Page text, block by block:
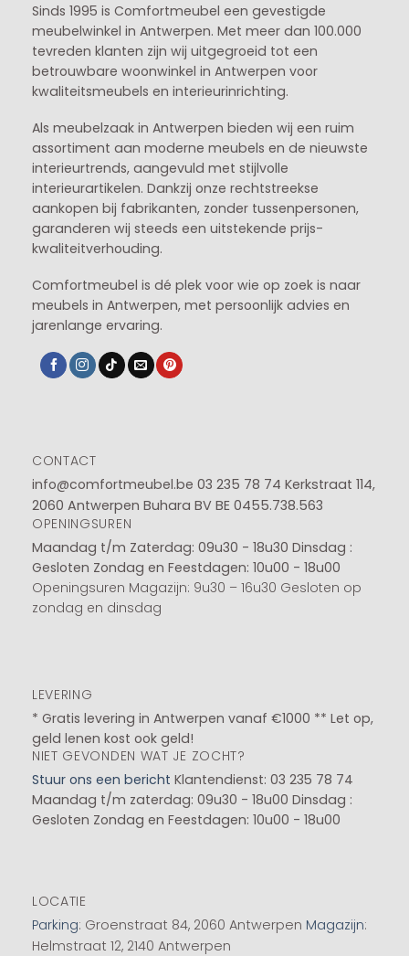
Sinds 1995 is Comfortmeubel een gevestigde
meubelwinkel in Antwerpen. Met meer dan 100.000
tevreden klanten zijn wij uitgegroeid tot een
betrouwbare woonwinkel in Antwerpen voor
kwaliteitsmeubels en interieurinrichting.
Als meubelzaak in Antwerpen bieden wij een ruim
assortiment aan moderne meubels en de nieuwste
interieurtrends, aangevuld met stijlvolle
interieurartikelen. Dankzij onze rechtstreekse
aankopen bij fabrikanten, zonder tussenpersonen,
garanderen wij steeds een uitstekende prijs-
kwaliteitverhouding.
Comfortmeubel is dé plek voor wie op zoek is naar
meubels in Antwerpen, met persoonlijk advies en
jarenlange ervaring.
CONTACT
info@comfortmeubel.be 03 235 78 74 Kerkstraat 114,
2060 Antwerpen Buhara BV BE 0455.738.563
OPENINGSUREN
Maandag t/m Zaterdag: 09u30 - 18u30 Dinsdag :
Gesloten Zondag en Feestdagen: 10u00 - 18u00
Openingsuren Magazijn: 9u30 – 16u30 Gesloten op
zondag en dinsdag
LEVERING
* Gratis levering in Antwerpen vanaf €1000 ** Let op,
geld lenen kost ook geld!
NIET GEVONDEN WAT JE ZOCHT?
Stuur ons een bericht Klantendienst: 03 235 78 74
Maandag t/m zaterdag: 09u30 - 18u00 Dinsdag :
Gesloten Zondag en Feestdagen: 10u00 - 18u00
LOCATIE
Parking: Groenstraat 84, 2060 Antwerpen Magazijn:
Helmstraat 12, 2140 Antwerpen